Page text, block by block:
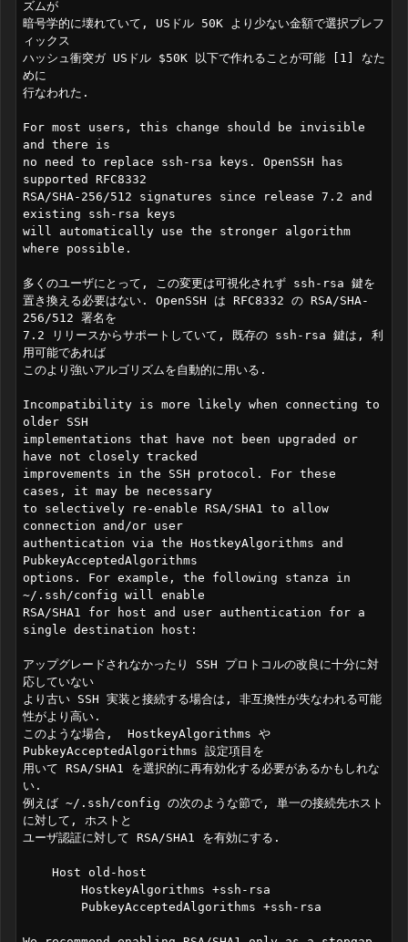
ズムが
暗号学的に壊れていて, USドル 50K より少ない金額で選択プレフ
ィックス
ハッシュ衝突ガ USドル $50K 以下で作れることが可能 [1] なた
めに
行なわれた.
For most users, this change should be invisible
and there is
no need to replace ssh-rsa keys. OpenSSH has
supported RFC8332
RSA/SHA-256/512 signatures since release 7.2 and
existing ssh-rsa keys
will automatically use the stronger algorithm
where possible.
多くのユーザにとって, この変更は可視化されず ssh-rsa 鍵を
置き換える必要はない. OpenSSH は RFC8332 の RSA/SHA-
256/512 署名を
7.2 リリースからサポートしていて, 既存の ssh-rsa 鍵は, 利
用可能であれば
このより強いアルゴリズムを自動的に用いる.
Incompatibility is more likely when connecting to
older SSH
implementations that have not been upgraded or
have not closely tracked
improvements in the SSH protocol. For these
cases, it may be necessary
to selectively re-enable RSA/SHA1 to allow
connection and/or user
authentication via the HostkeyAlgorithms and
PubkeyAcceptedAlgorithms
options. For example, the following stanza in
~/.ssh/config will enable
RSA/SHA1 for host and user authentication for a
single destination host:
アップグレードされなかったり SSH プロトコルの改良に十分に対
応していない
より古い SSH 実装と接続する場合は, 非互換性が失なわれる可能
性がより高い.
このような場合,  HostkeyAlgorithms や
PubkeyAcceptedAlgorithms 設定項目を
用いて RSA/SHA1 を選択的に再有効化する必要があるかもしれな
い.
例えば ~/.ssh/config の次のような節で, 単一の接続先ホスト
に対して, ホストと
ユーザ認証に対して RSA/SHA1 を有効にする.